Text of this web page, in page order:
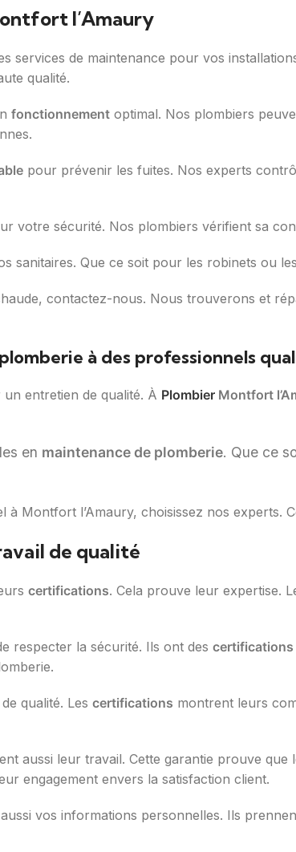
l’Amaury
services de maintenance pour vos
qualité.
fonctionnement optimal. Nos plombiers
pour prévenir les fuites. Nos experts
votre sécurité. Nos plombiers vérifient sa
sanitaires. Que ce soit pour les robinets ou
contactez-nous. Nous trouverons et
à des professionnels
entretien de qualité. À Plombier Montfort
en maintenance de plomberie. Que ce
à Montfort l’Amaury, choisissez nos
de qualité
certifications. Cela prouve leur expertise.
respecter la sécurité. Ils ont des certifications
qualité. Les certifications montrent leurs
aussi leur travail. Cette garantie prouve
engagement envers la satisfaction client.
vos informations personnelles. Ils